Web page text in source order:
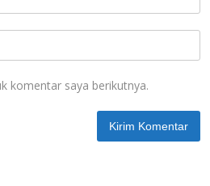
komentar saya berikutnya.